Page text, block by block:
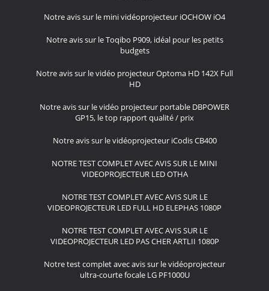
Notre avis sur le mini vidéoprojecteur iOCHOW iO4
Notre avis sur le Toqibo P909, idéal pour les petits
budgets
Notre avis sur le vidéo projecteur Optoma HD 142X Full
HD
Notre avis sur le vidéo projecteur portable DBPOWER
GP15, le top rapport qualité / prix
Notre avis sur le vidéoprojecteur iCodis CB400
NOTRE TEST COMPLET AVEC AVIS SUR LE MINI
VIDEOPROJECTEUR LED OTHA
NOTRE TEST COMPLET AVEC AVIS SUR LE
VIDEOPROJECTEUR LED FULL HD ELEPHAS 1080P
NOTRE TEST COMPLET AVEC AVIS SUR LE
VIDEOPROJECTEUR LED PAS CHER ARTLII 1080P
Notre test complet avec avis sur le vidéoprojecteur
ultra-courte focale LG PF1000U